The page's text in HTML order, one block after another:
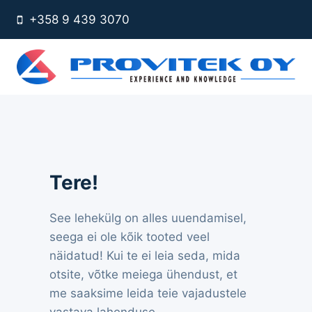
content
+358 9 439 3070
Tere!
See lehekülg on alles uuendamisel,
seega ei ole kõik tooted veel
näidatud! Kui te ei leia seda, mida
otsite, võtke meiega ühendust, et
me saaksime leida teie vajadustele